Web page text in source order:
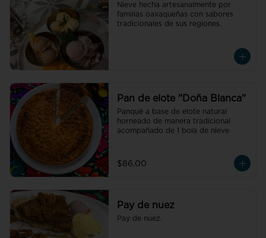
Nieve hecha artesanalmente por
familias oaxaqueñas con sabores
tradicionales de sus regiones.
Pan de elote "Doña Blanca"
Panqué a base de elote natural
horneado de manera tradicional
acompañado de 1 bola de nieve
$86.00
Pay de nuez
Pay de nuez.